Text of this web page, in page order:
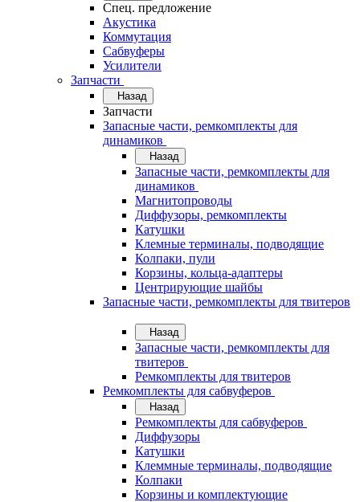
Спец. предложение
Акустика
Коммутация
Сабвуферы
Усилители
Запчасти
Назад
Запчасти
Запасные части, ремкомплекты для
динамиков
Назад
Запасные части, ремкомплекты для
динамиков
Магнитопроводы
Диффузоры, ремкомплекты
Катушки
Клемные терминалы, подводящие
Колпаки, пули
Корзины, кольца-адаптеры
Центрирующие шайбы
Запасные части, ремкомплекты для твитеров
Назад
Запасные части, ремкомплекты для
твитеров
Ремкомплекты для твитеров
Ремкомплекты для сабвуферов
Назад
Ремкомплекты для сабвуферов
Диффузоры
Катушки
Клеммные терминалы, подводящие
Колпаки
Корзины и комплектующие